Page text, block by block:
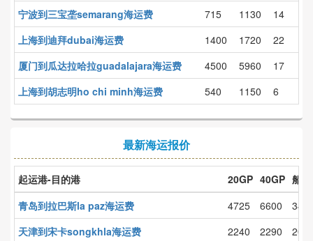
宁波到三宝垄semarang海运费
715 1130
14
上海到迪拜dubai海运费
1400 1720
22
厦门到瓜达拉哈拉guadalajara海运费
4500 5960
17
上海到胡志明ho chi minh海运费
540 1150 6
最新海运报价
起运港-目的港 20GP 40GP 船期
青岛到拉巴斯la paz海运费
4725 6600
34
天津到宋卡songkhla海运费
2240 2290
20